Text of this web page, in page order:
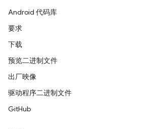
Android 代码库
要求
下载
预览二进制文件
出厂映像
驱动程序二进制文件
GitHub